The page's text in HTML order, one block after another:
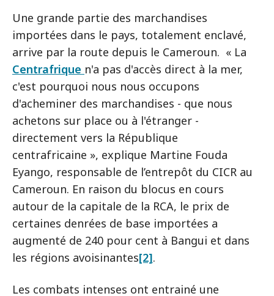
Une grande partie des marchandises
importées dans le pays, totalement enclavé,
arrive par la route depuis le Cameroun. « La
Centrafrique n'a pas d'accès direct à la mer,
c'est pourquoi nous nous occupons
d'acheminer des marchandises - que nous
achetons sur place ou à l'étranger -
directement vers la République
centrafricaine », explique Martine Fouda
Eyango, responsable de l’entrepôt du CICR au
Cameroun. En raison du blocus en cours
autour de la capitale de la RCA, le prix de
certaines denrées de base importées a
augmenté de 240 pour cent à Bangui et dans
les régions avoisinantes[2].
Les combats intenses ont entrainé une